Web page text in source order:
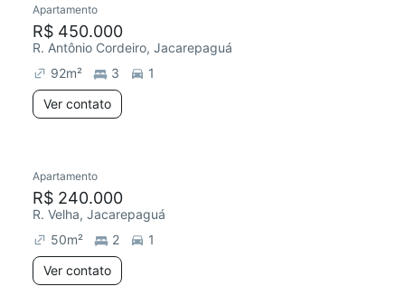
Apartamento
R$ 450.000
R. Antônio Cordeiro, Jacarepaguá
92m² 3
1
Ver contato
Apartamento
R$ 240.000
R. Velha, Jacarepaguá
50m² 2
1
Ver contato